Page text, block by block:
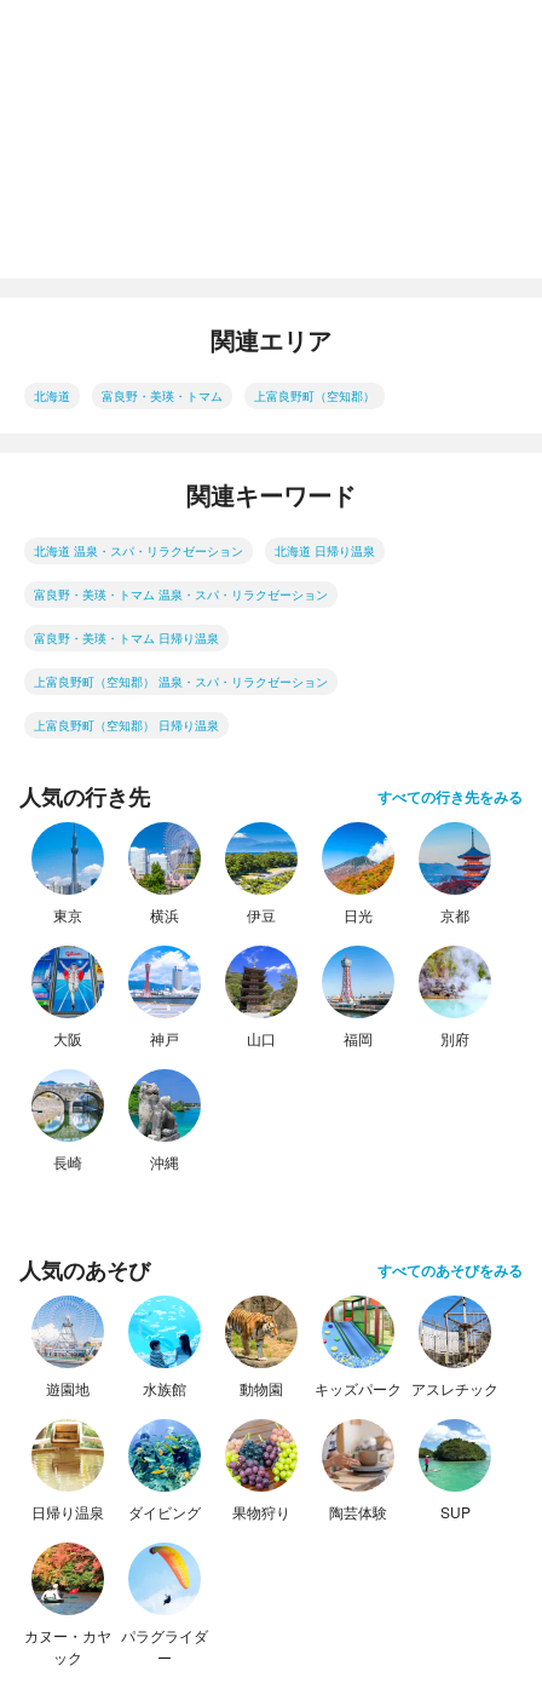
関連エリア
北海道 富良野・美瑛・トマム 上富良野町（空知郡）
関連キーワード
北海道 温泉・スパ・リラクゼーション 北海道 日帰り温泉
富良野・美瑛・トマム 温泉・スパ・リラクゼーション
富良野・美瑛・トマム 日帰り温泉
上富良野町（空知郡） 温泉・スパ・リラクゼーション
上富良野町（空知郡） 日帰り温泉
人気の行き先 すべての行き先をみる
東京 横浜 伊豆 日光 京都
大阪 神戸 山口 福岡 別府
長崎 沖縄
人気のあそび すべてのあそびをみる
遊園地 水族館 動物園 キッズパーク アスレチック
日帰り温泉 ダイビング 果物狩り 陶芸体験 SUP
カヌー・カヤ
ック
パラグライダ
ー